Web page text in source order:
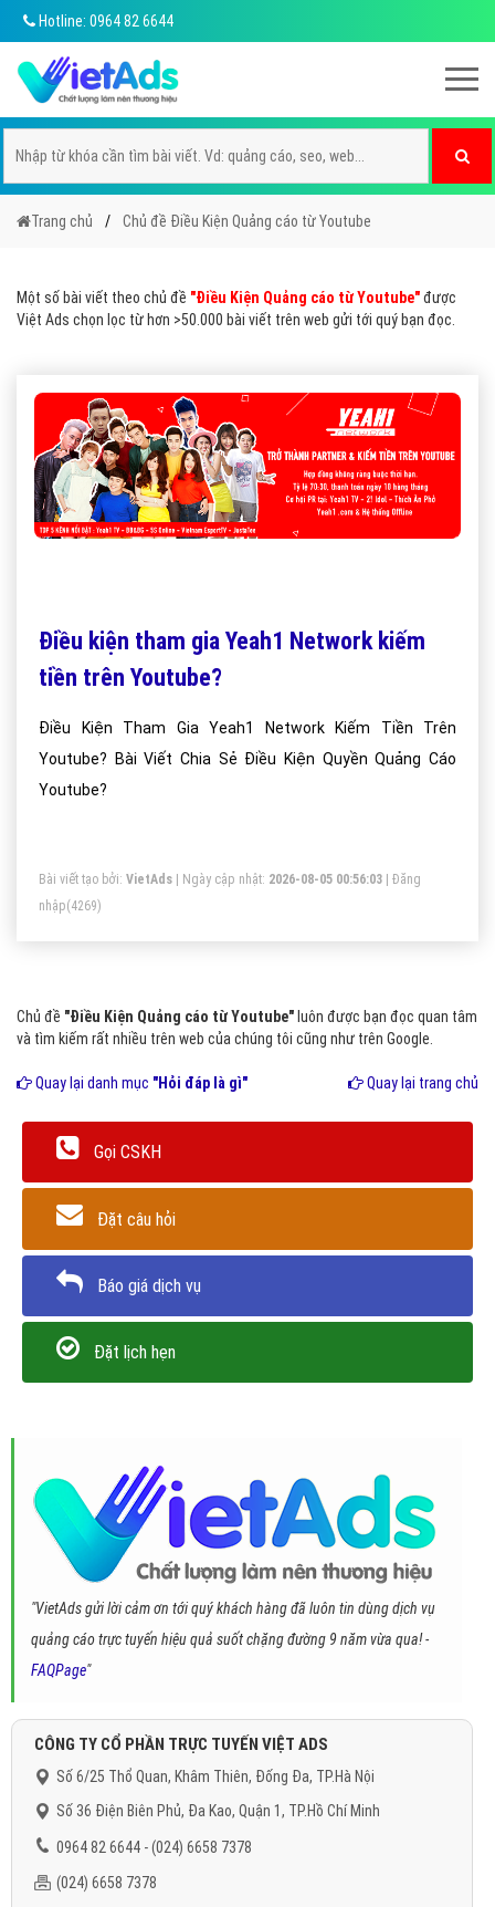
Hotline: 0964 82 6644
Trang chủ Chủ đề Điều Kiện Quảng cáo từ Youtube
Một số bài viết theo chủ đề "Điều Kiện Quảng cáo từ Youtube"được
Việt Ads chọn lọc từ hơn >50.000 bài viết trên web gửi tới quý bạn đọc.
Điều kiện tham gia Yeah1 Network kiếm
tiền trên Youtube?
Điều Kiện Tham Gia Yeah1 Network Kiếm Tiền Trên
Youtube? Bài Viết Chia Sẻ Điều Kiện Quyền Quảng Cáo
Youtube?
Bài viết tạo bởi: VietAds | Ngày cập nhật: 2026-08-05 00:56:03
Đăng
nhập(4269)
Chủ đề "Điều Kiện Quảng cáo từ Youtube" luôn được bạn đọc quan tâm
và tìm kiếm rất nhiều trên web của chúng tôi cũng như trên Google.
Quay lại danh mục "Hỏi đáp là gì" Quay lại trang chủ
Gọi CSKH
Đặt câu hỏi
Báo giá dịch vụ
Đặt lịch hẹn
"VietAds gửi lời cảm ơn tới quý khách hàng đã luôn tin dùng dịch vụ
quảng cáo trực tuyến hiệu quả suốt chặng đường 9 năm vừa qua! -
FAQPage"
CÔNG TY CỔ PHẦN TRỰC TUYẾN VIỆT ADS
Số 6/25 Thổ Quan, Khâm Thiên, Đống Đa, TP.Hà Nội
Số 36 Điện Biên Phủ, Đa Kao, Quận 1, TP.Hồ Chí Minh
0964 82 6644 - (024) 6658 7378
(024) 6658 7378